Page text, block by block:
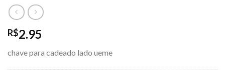
R$2.95
chave para cadeado lado ueme